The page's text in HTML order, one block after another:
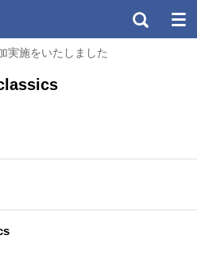
実施をいたしました